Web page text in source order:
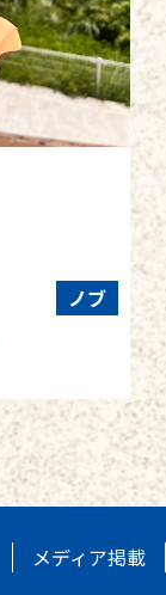
ノブ
メディア掲載